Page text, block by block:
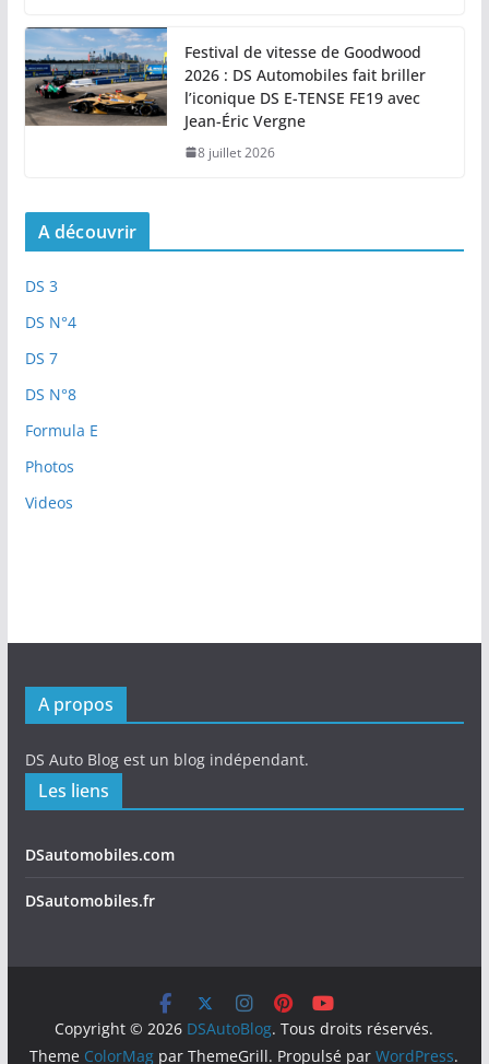
Festival de vitesse de Goodwood
2026 : DS Automobiles fait briller
l’iconique DS E-TENSE FE19 avec
Jean-Éric Vergne
8 juillet 2026
A découvrir
DS 3
DS N°4
DS 7
DS N°8
Formula E
Photos
Videos
A propos
DS Auto Blog est un blog indépendant.
Les liens
DSautomobiles.com
DSautomobiles.fr
Copyright © 2026 DSAutoBlog. Tous droits réservés.
Theme ColorMag par ThemeGrill. Propulsé parWordPress.